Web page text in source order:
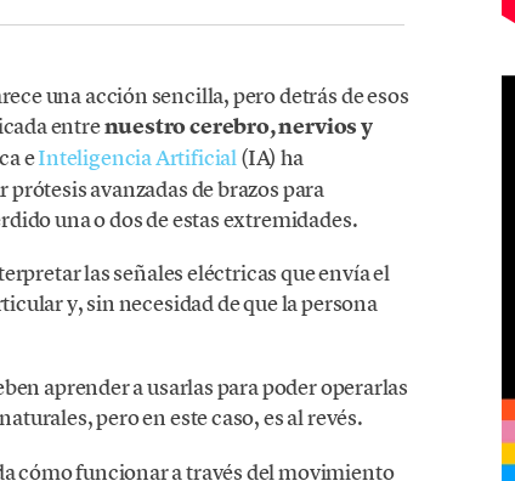
una acción sencilla, pero detrás de esos
entrenuestro cerebro, nervios y
eInteligencia Artificial(IA) ha
avanzadas de brazos para
una o dos de estas extremidades.
las señales eléctricas que envía el
y, sin necesidad de que la persona
aprender a usarlas para poder operarlas
pero en este caso, es al revés.
cómo funcionar a través del movimiento